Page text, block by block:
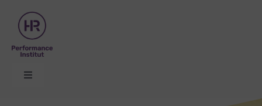
Inhalt
springen
Toggle